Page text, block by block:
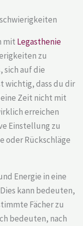
mit Legasthenie
zu
sich auf die
wichtig, dass du dir
Zeit nicht mit
erreichen
Einstellung zu
oder Rückschläge
Energie in eine
kann bedeuten,
Fächer zu
bedeuten, nach